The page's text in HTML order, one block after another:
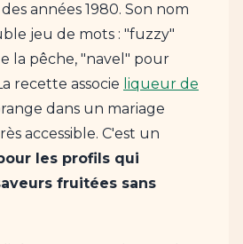
années 1980. Son nom
jeu de mots : "fuzzy"
la pêche, "navel" pour
recette associe liqueur de
dans un mariage
accessible. C'est un
les profils qui
fruitées sans